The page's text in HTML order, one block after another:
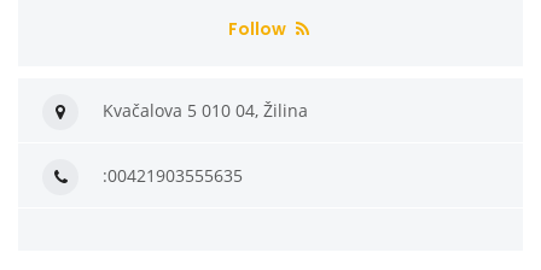
Follow
Kvačalova 5 010 04, Žilina
:00421903555635